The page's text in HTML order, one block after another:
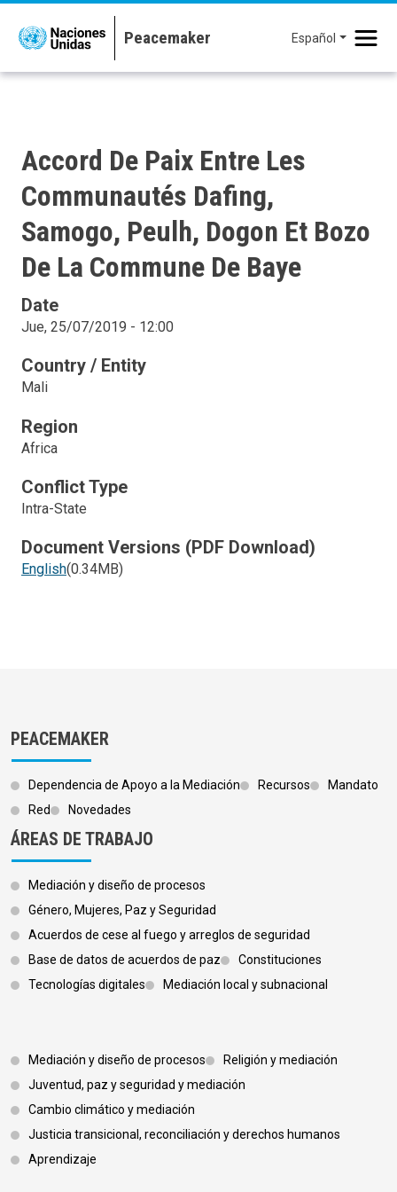
Pasar al contenido principal
Español
Accord De Paix Entre Les
Communautés Dafing,
Samogo, Peulh, Dogon Et Bozo
De La Commune De Baye
Date
Jue, 25/07/2019 - 12:00
Country / Entity
Mali
Region
Africa
Conflict Type
Intra-State
Document Versions (PDF Download)
English(0.34MB)
PEACEMAKER
Dependencia de Apoyo a la Mediación Recursos
Mandato
Red
Novedades
ÁREAS DE TRABAJO
Mediación y diseño de procesos
Género, Mujeres, Paz y Seguridad
Acuerdos de cese al fuego y arreglos de seguridad
Base de datos de acuerdos de paz
Constituciones
Tecnologías digitales
Mediación local y subnacional
Footer 3
Mediación y diseño de procesos
Religión y mediación
Juventud, paz y seguridad y mediación
Cambio climático y mediación
Justicia transicional, reconciliación y derechos humanos
Aprendizaje